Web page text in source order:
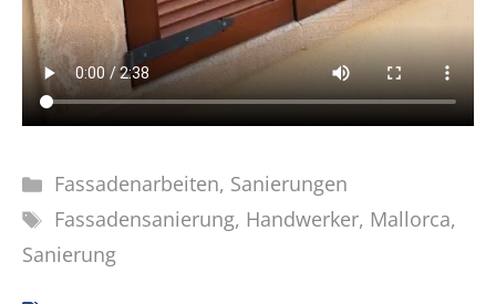
Kategorien
Fassadenarbeiten, Sanierungen
Schlagwörter
Fassadensanierung, Handwerker, Mallorca,
Sanierung